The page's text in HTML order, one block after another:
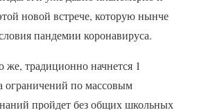
новой встрече, которую нынче
пандемии коронавируса.
традиционно начнется 1
ограничений по массовым
пройдет без общих школьных